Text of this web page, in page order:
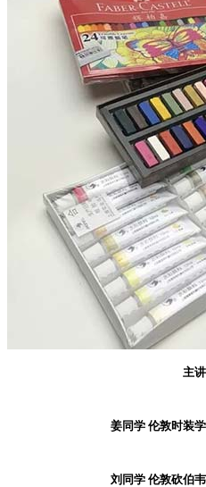
主
姜同学 伦敦时装
刘同学 伦敦砍伯